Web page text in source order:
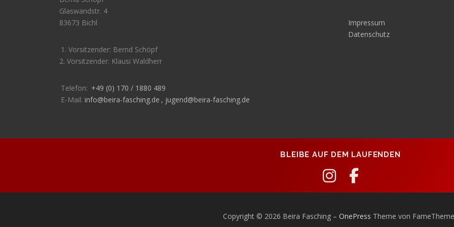
Glaswandstr. 4
83673 Bichl
1. Vorsitzender: Bernd Schöpf
2. Vorsitzender: Klausi Waldherr
Telefon: +49 (0) 170 / 1880 489
E-Mail: info@beira-fasching.de , jugend@beira-fasching.de
Impressum
Datenschutz
BLEIBE AUF DEM LAUFENDEN
Copyright © 2026 Beira Fasching – OnePress Theme von